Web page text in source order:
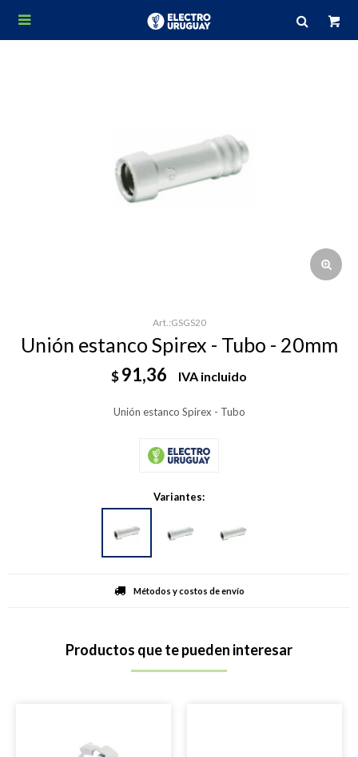

GSGS20
Unión estanco Spirex - Tubo - 20mm
$91,36 IVA incluido
Unión estanco Spirex - Tubo
Variantes:
Métodos y costos de envío
Productos que te pueden interesar